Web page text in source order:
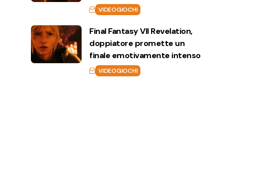
VIDEOGIOCHI
Final Fantasy VII Revelation,
doppiatore promette un
finale emotivamente intenso
VIDEOGIOCHI